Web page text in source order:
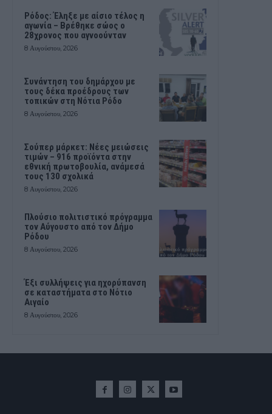
Ρόδος: Έληξε με αίσιο τέλος η
αγωνία – Βρέθηκε σώος ο
28χρονος που αγνοούνταν
8 Αυγούστου, 2026
Συνάντηση του δημάρχου με
τους δέκα προέδρους των
τοπικών στη Νότια Ρόδο
8 Αυγούστου, 2026
Σούπερ μάρκετ: Νέες μειώσεις
τιμών – 916 προϊόντα στην
εθνική πρωτοβουλία, ανάμεσά
τους 130 σχολικά
8 Αυγούστου, 2026
Πλούσιο πολιτιστικό πρόγραμμα
τον Αύγουστο από τον Δήμο
Ρόδου
8 Αυγούστου, 2026
Έξι συλλήψεις για ηχορύπανση
σε καταστήματα στο Νότιο
Αιγαίο
8 Αυγούστου, 2026